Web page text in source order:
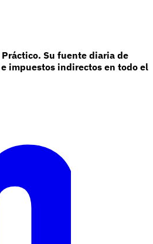
Su fuente diaria de
e impuestos indirectos en todo el